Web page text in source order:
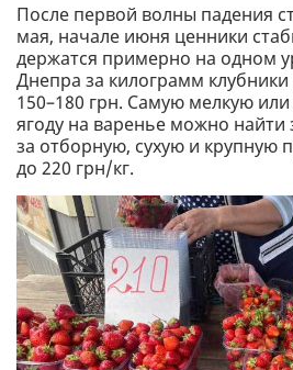
После первой волны падения
мая, начале июня ценники
держатся примерно на одном
Днепра за килограмм
150–180 грн. Самую мелкую
ягоду на варенье можно найти
за отборную, сухую и крупную
до 220 грн/кг.